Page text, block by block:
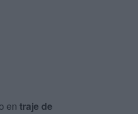
en traje de